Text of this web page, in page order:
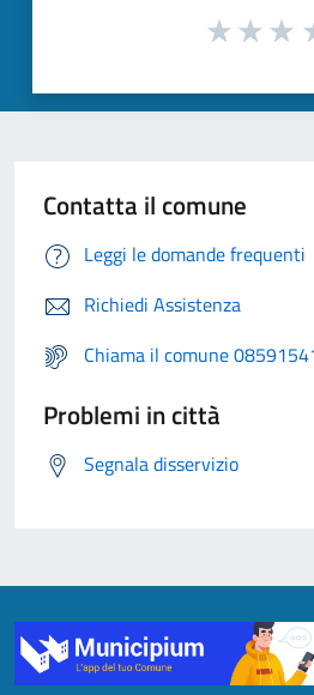
Contatta il comune
Leggi le domande frequenti
Richiedi Assistenza
Chiama il comune
Problemi in città
Segnala disservizio